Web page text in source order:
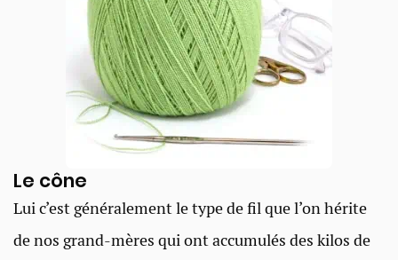
Le cône​
Lui c’est généralement le type de fil que l’on hérite
de nos grand-mères qui ont accumulés des kilos de